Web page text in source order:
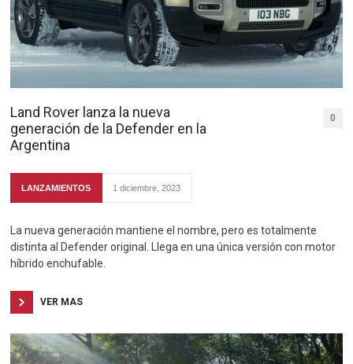
Land Rover lanza la nueva
generación de la Defender en la
Argentina
0
LANZAMIENTOS 1 diciembre, 2023
La nueva generación mantiene el nombre, pero es totalmente
distinta al Defender original. Llega en una única versión con motor
híbrido enchufable.
VER MAS